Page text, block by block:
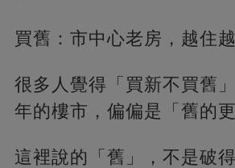
買舊：市中心老房，越住
很多人覺得「買新不買舊
年的樓市，偏偏是「舊的更
這裡說的「舊」，不是破